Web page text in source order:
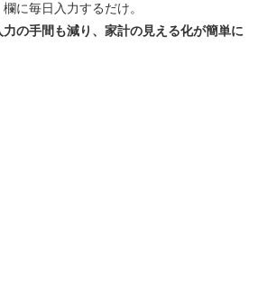
に毎日入力するだけ。
の手間も減り、家計の見える化が簡単に